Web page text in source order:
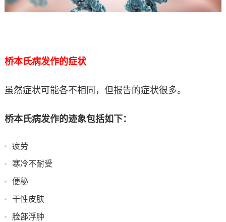
桥本氏病发作的症状
虽然症状可能各不相同，但报告的症状很多。
桥本氏病发作的迹象包括如下：
疲劳
寒冷不耐受
便秘
干性皮肤
脸部浮肿